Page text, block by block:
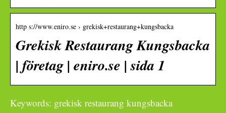
http s://www.eniro.se › grekisk+restaurang+kungsbacka
Grekisk Restaurang Kungsbacka
| företag | eniro.se | sida 1
Keywords: grekisk restaurang kungsbacka